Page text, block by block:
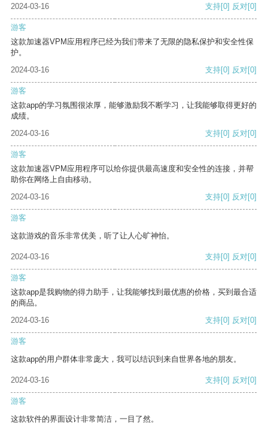
2024-03-16 支持[0] 反对[0]
游客
这款加速器VPM应用程序已经为我们带来了无限的隐私保护和安全性保
护。
2024-03-16
支持[0] 反对[0]
游客
这款app的学习氛围很浓厚，能够激励我不断学习，让我能够取得更好的
成绩。
2024-03-16
支持[0] 反对[0]
游客
这款加速器VPM应用程序可以给你提供最高速度和安全性的连接，并帮
助你在网络上自由移动。
2024-03-16
支持[0] 反对[0]
游客
这款游戏的音乐非常优美，听了让人心旷神怡。
2024-03-16 支持[0] 反对[0]
游客
这款app是我购物的得力助手，让我能够找到最优惠的价格，买到最合适
的商品。
2024-03-16
支持[0] 反对[0]
游客
这款app的用户群体非常庞大，我可以结识到来自世界各地的朋友。
2024-03-16 支持[0] 反对[0]
游客
这款软件的界面设计非常简洁，一目了然。